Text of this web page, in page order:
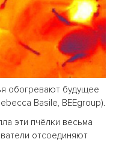
обогревают будущее
Basile, BEEgroup).
эти пчёлки весьма
отсоединяют